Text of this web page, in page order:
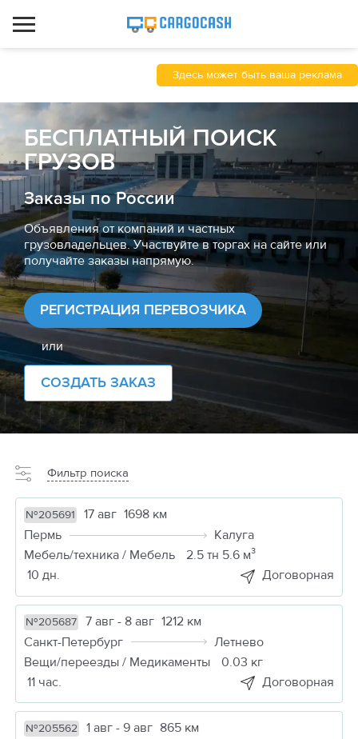
Здесь может быть ваша реклама
БЕСПЛАТНЫЙ ПОИСК
ГРУЗОВ
Заказы по России
Объявления от компаний и частных
грузовладельцев. Участвуйте в торгах на сайте или
получайте заказы напрямую.
РЕГИСТРАЦИЯ ПЕРЕВОЗЧИКА
или
СОЗДАТЬ ЗАКАЗ
Фильтр поиска
№205691 17 авг 1698 км
Пермь
Калуга
Мебель/техника / Мебель
2.5 тн 5.6 м³
10 дн.
Договорная
№205687 7 авг - 8 авг 1212 км
Санкт-Петербург
Летнево
Вещи/переезды / Медикаменты
0.03 кг
11 час.
Договорная
№205562 1 авг - 9 авг 865 км